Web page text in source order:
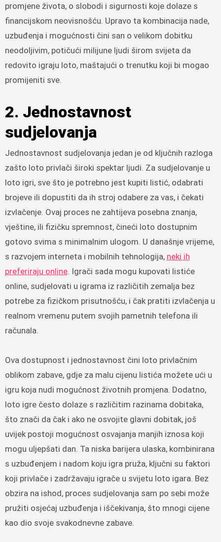
promjene života, o slobodi i sigurnosti koje dolaze s
financijskom neovisnošću. Upravo ta kombinacija nade,
uzbuđenja i mogućnosti čini san o velikom dobitku
neodoljivim, potičući milijune ljudi širom svijeta da
redovito igraju loto, maštajući o trenutku koji bi mogao
promijeniti sve.
2. Jednostavnost
sudjelovanja
Jednostavnost sudjelovanja jedan je od ključnih razloga
zašto loto privlači široki spektar ljudi. Za sudjelovanje u
loto igri, sve što je potrebno jest kupiti listić, odabrati
brojeve ili dopustiti da ih stroj odabere za vas, i čekati
izvlačenje. Ovaj proces ne zahtijeva posebna znanja,
vještine, ili fizičku spremnost, čineći loto dostupnim
gotovo svima s minimalnim ulogom. U današnje vrijeme,
s razvojem interneta i mobilnih tehnologija, neki ih
preferiraju online. Igrači sada mogu kupovati listiće
online, sudjelovati u igrama iz različitih zemalja bez
potrebe za fizičkom prisutnošću, i čak pratiti izvlačenja u
realnom vremenu putem svojih pametnih telefona ili
računala.
Ova dostupnost i jednostavnost čini loto privlačnim
oblikom zabave, gdje za malu cijenu listića možete ući u
igru koja nudi mogućnost životnih promjena. Dodatno,
loto igre često dolaze s različitim razinama dobitaka,
što znači da čak i ako ne osvojite glavni dobitak, još
uvijek postoji mogućnost osvajanja manjih iznosa koji
mogu uljepšati dan. Ta niska barijera ulaska, kombinirana
s uzbuđenjem i nadom koju igra pruža, ključni su faktori
koji privlače i zadržavaju igrače u svijetu loto igara. Bez
obzira na ishod, proces sudjelovanja sam po sebi može
pružiti osjećaj uzbuđenja i iščekivanja, što mnogi cijene
kao dio svoje svakodnevne zabave.